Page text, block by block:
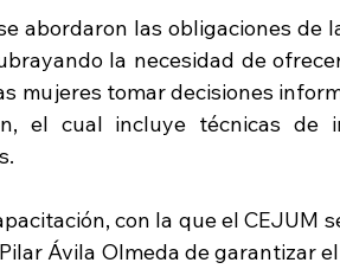
abordaron las obligaciones de
la necesidad de
mujeres tomar decisiones
el cual incluye técnicas de
con la que el CEJUM
Ávila Olmeda de garantizar